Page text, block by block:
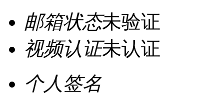
邮箱状态未验证
视频认证未认证
个人签名